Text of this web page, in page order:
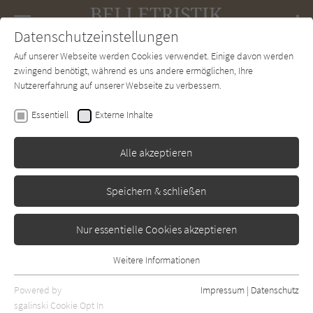
SUCHE Forum Charts Newsletter
Christina Walker
Auto
Erschienen: August 2021 Bibliogr. Angaben
Datenschutzeinstellungen
Auf unserer Webseite werden Cookies verwendet. Einige davon werden
zwingend benötigt, während es uns andere ermöglichen, Ihre
Nutzererfahrung auf unserer Webseite zu verbessern.
Essentiell Externe Inhalte
Alle akzeptieren
Speichern & schließen
Nur essentielle Cookies akzeptieren
Essentielle Cookies werden für grundlegende Funktionen der
Webseite benötigt. Dadurch ist gewährleistet, dass die Webseite
Weitere Informationen
Powered by
sgalinski Cookie Opt In
Impressum | Datenschutz